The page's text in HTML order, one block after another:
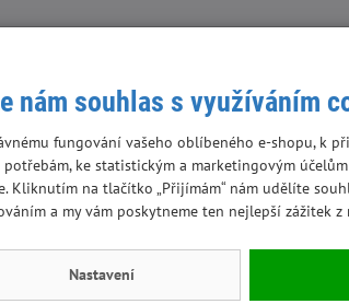
B6 3,2 mg/kg, Vitamin B12 48 mcg/kg, Biotin
1,0 mg/kg, seleničitan sodný 0,2 mg/kg,
nám souhlas s využíváním
fungování vašeho oblíbeného e-shopu, k
potřebám, ke statistickým a marketingovým
Kliknutím na tlačítko „Přijímám“ nám udělíte
a my vám poskytneme ten nejlepší zážitek z
Nastavení